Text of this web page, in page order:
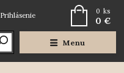
Menu
Prihlásenie 0 ks
0 €